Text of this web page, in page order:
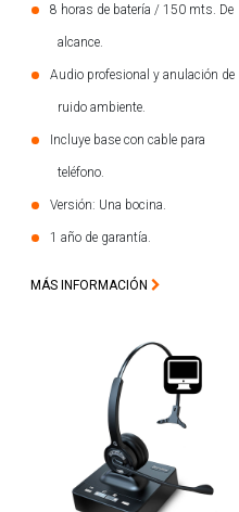
8 horas de batería / 150 mts. De
alcance.
Audio profesional y anulación de
ruido ambiente.
Incluye base con cable para
teléfono.
Versión: Una bocina.
1 año de garantía.
MÁS INFORMACIÓN